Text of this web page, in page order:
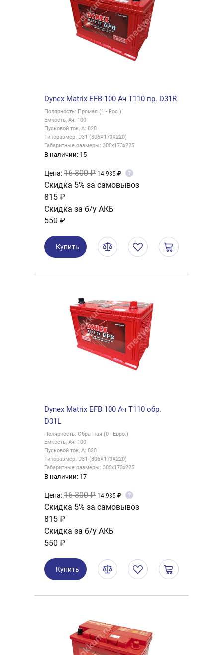
Dynex Matrix EFB 100 Ач T110 пр. D31R
Полярность: Прямая (1 - Рос.)
Емкость, Ач: 100
Пусковой ток, А: 820
Типоразмер: D31 (306X173X220)
Габаритные размеры: 305x173x225
В наличии: 15
Цена:16 300 ₽ 14 935 ₽ ?
Скидка 5% за самовывоз
815 ₽
Скидка за б/у АКБ
550 ₽
Купить
Dynex Matrix EFB 100 Ач T110 обр.
D31L
Полярность: Обратная (0 - Евро.)
Емкость, Ач: 100
Пусковой ток, А: 820
Типоразмер: D31 (306X173X220)
Габаритные размеры: 305x173x225
В наличии: 17
Цена:16 300 ₽ 14 935 ₽ ?
Скидка 5% за самовывоз
815 ₽
Скидка за б/у АКБ
550 ₽
Купить